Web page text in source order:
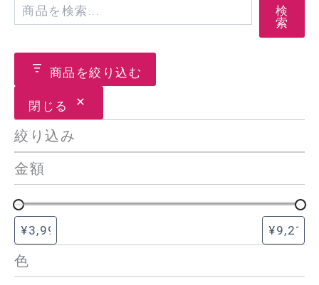
検
索
商品を絞り込む
閉じる
絞り込み
金額
色